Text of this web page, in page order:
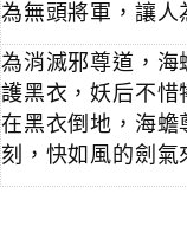
為無頭將軍，讓人
為消滅邪尊道，海
護黑衣，妖后不惜
在黑衣倒地，海蟾
刻，快如風的劍氣